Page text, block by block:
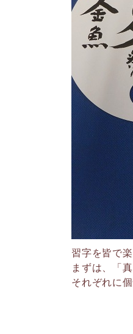
習字を皆で
まずは、「
それぞれに